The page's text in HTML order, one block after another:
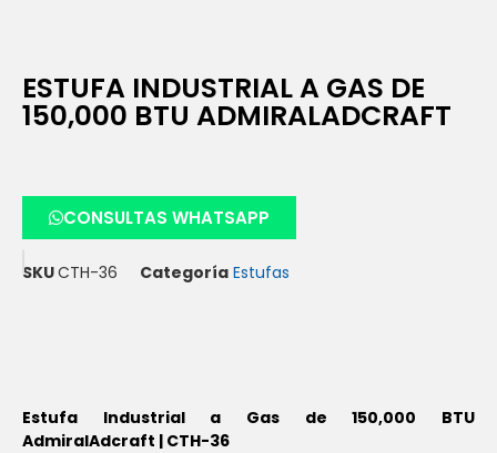
ESTUFA INDUSTRIAL A GAS DE
150,000 BTU ADMIRALADCRAFT
CONSULTAS WHATSAPP
SKUCTH-36 Categoría Estufas
Estufa Industrial a Gas de 150,000 BTU
AdmiralAdcraft | CTH-36